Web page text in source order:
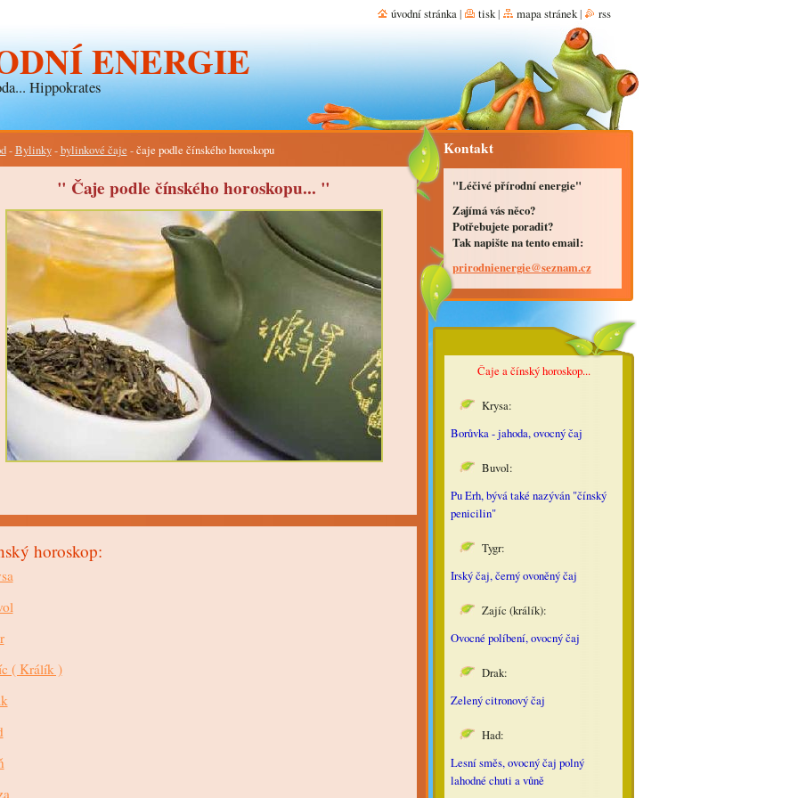
ENERGIE
Hippokrates
-Bylinky-bylinkové čaje -čaje podle čínského horoskopu
" Čaje podle čínského horoskopu... "
horoskop:
( Králík )
Kontakt
"Léčivé přírodní energie"
Zajímá vás něco?
Potřebujete poradit?
Tak napište na tento email:
prirodnienergie@seznam.cz
Čaje a čínský horoskop...
Krysa:
Borůvka - jahoda, ovocný čaj
Buvol:
Pu Erh, bývá také nazýván "čínský
penicilin"
Tygr:
Irský čaj, černý ovoněný čaj
Zajíc (králík):
Ovocné políbení, ovocný čaj
Drak:
Zelený citronový čaj
Had:
Lesní směs, ovocný čaj polný
lahodné chuti a vůně
úvodní stránka| tisk| mapa stránek| rss